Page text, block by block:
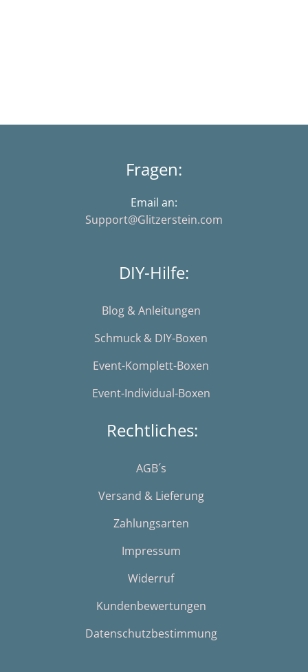
Fragen:
Email an:
Support@Glitzerstein.com
DIY-Hilfe:
Blog & Anleitungen
Schmuck & DIY-Boxen
Event-Komplett-Boxen
Event-Individual-Boxen
Rechtliches:
AGB´s
Versand & Lieferung
Zahlungsarten
Impressum
Widerruf
Kundenbewertungen
Datenschutzbestimmung